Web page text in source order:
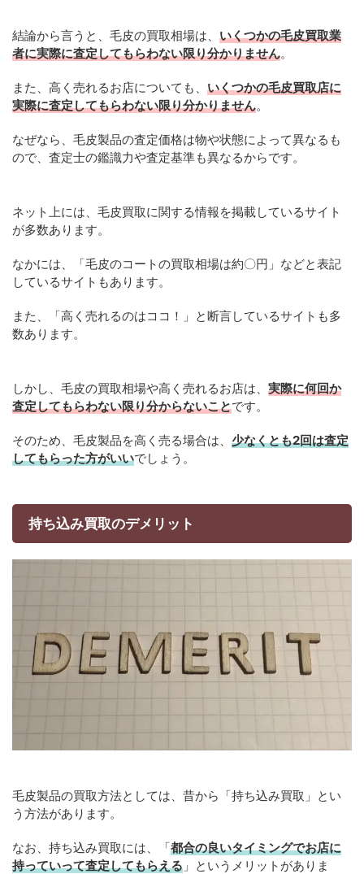
結論から言うと、毛皮の買取相場は、 いくつかの毛皮買取業
者に実際に査定してもらわない限り分かりません。
また、高く売れるお店についても、 いくつかの毛皮買取店に
実際に査定してもらわない限り分かりません。
なぜなら、毛皮製品の査定価格は物や状態によって異なるも
ので、査定士の鑑識力や査定基準も異なるからです。
ネット上には、毛皮買取に関する情報を掲載しているサイト
が多数あります。
なかには、「毛皮のコートの買取相場は約〇円」などと表記
しているサイトもあります。
また、「高く売れるのはココ！」と断言しているサイトも多
数あります。
しかし、毛皮の買取相場や高く売れるお店は、 実際に何回か
査定してもらわない限り分からないことです。
そのため、毛皮製品を高く売る場合は、 少なくとも2回は査定
してもらった方がいいでしょう。
持ち込み買取のデメリット
毛皮製品の買取方法としては、昔から「持ち込み買取」とい
う方法があります。
なお、持ち込み買取には、「都合の良いタイミングでお店に
持っていって査定してもらえる 」というメリットがありま